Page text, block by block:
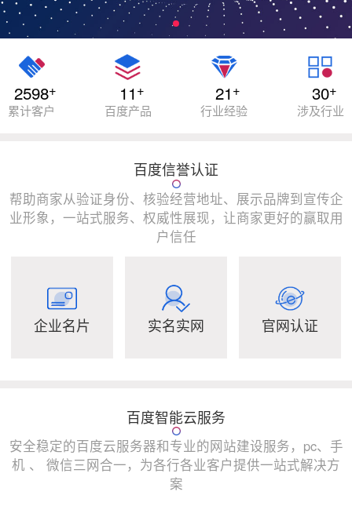
2598+
累计客户
11+
百度产品
21+
行业经验
30+
涉及行业
百度信誉认证
帮助商家从验证身份、核验经营地址、展示品牌到宣传企
业形象，一站式服务、权威性展现，让商家更好的赢取用
户信任
企业名片 实名实网 官网认证
百度智能云服务
安全稳定的百度云服务器和专业的网站建设服务，pc、手
机 、 微信三网合一，为各行各业客户提供一站式解决方
案